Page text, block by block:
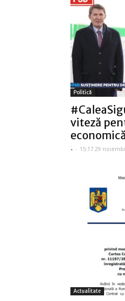
Politică
viteză
- - 15:17 29
Actualitate